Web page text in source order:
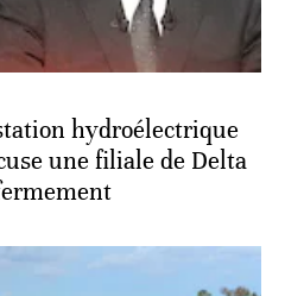
hydroélectrique
une filiale de Delta